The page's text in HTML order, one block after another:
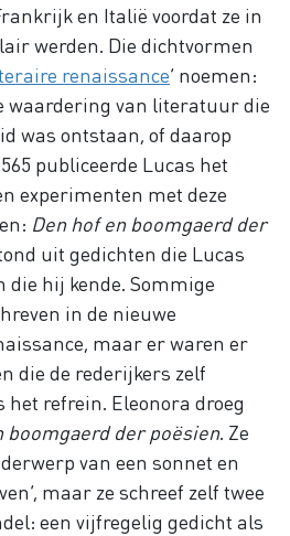
en Italië voordat ze in
werden. Die dichtvormen
renaissance’ noemen:
waardering van literatuur die
was ontstaan, of daarop
publiceerde Lucas het
experimenten met deze
Den hof en boomgaerd der
uit gedichten die Lucas
die hij kende. Sommige
in de nieuwe
maar er waren er
die de rederijkers zelf
het refrein. Eleonora droeg
boomgaerd der poësien. Ze
van een sonnet en
maar ze schreef zelf twee
een vijfregelig gedicht als